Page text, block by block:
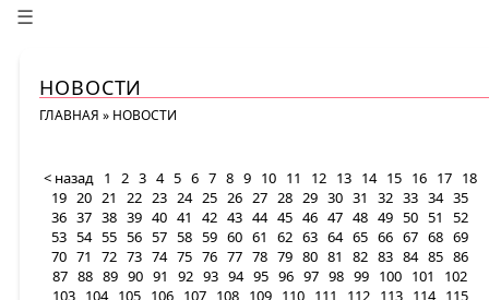
☰
НОВОСТИ
ГЛАВНАЯ » НОВОСТИ
< назад 1 2 3 4 5 6 7 8 9 10 11 12 13 14 15 16 17 18
19 20 21 22 23 24 25 26 27 28 29 30 31 32 33 34 35
36 37 38 39 40 41 42 43 44 45 46 47 48 49 50 51
52
53 54 55 56 57 58 59 60 61 62 63 64 65 66 67 68 69
70 71 72 73 74 75 76 77 78 79 80 81 82 83 84 85 86
87 88 89 90 91 92 93 94 95 96 97 98 99 100 101
102
103 104 105 106 107 108 109 110 111 112 113 114 115